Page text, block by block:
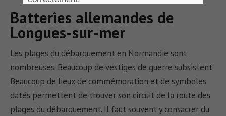
Batteries allemandes de
Longues-sur-mer
Les plages du débarquement en Normandie sont
nombreuses. Beaucoup de vestiges de guerre subsistent.
Beaucoup de lieux de commémoration et de symboles
datés permettent de trouver son circuit de la route des
plages du débarquement. Il faut souvent y consacrer du